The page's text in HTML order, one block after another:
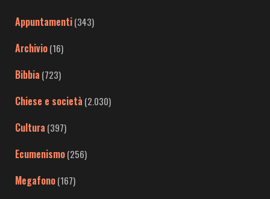
Appuntamenti(343)
Archivio(16)
Bibbia (723)
Chiese e società (2.030)
Cultura (397)
Ecumenismo(256)
Megafono(167)